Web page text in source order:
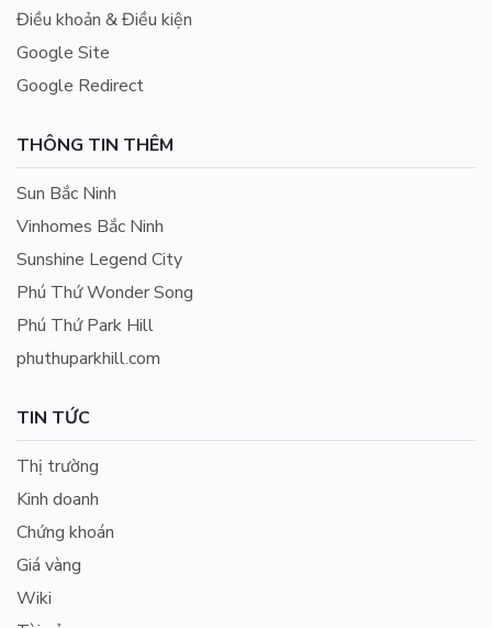
Điều khoản & Điều kiện
Google Site
Google Redirect
THÔNG TIN THÊM
Sun Bắc Ninh
Vinhomes Bắc Ninh
Sunshine Legend City
Phú Thứ Wonder Song
Phú Thứ Park Hill
phuthuparkhill.com
TIN TỨC
Thị trường
Kinh doanh
Chứng khoán
Giá vàng
Wiki